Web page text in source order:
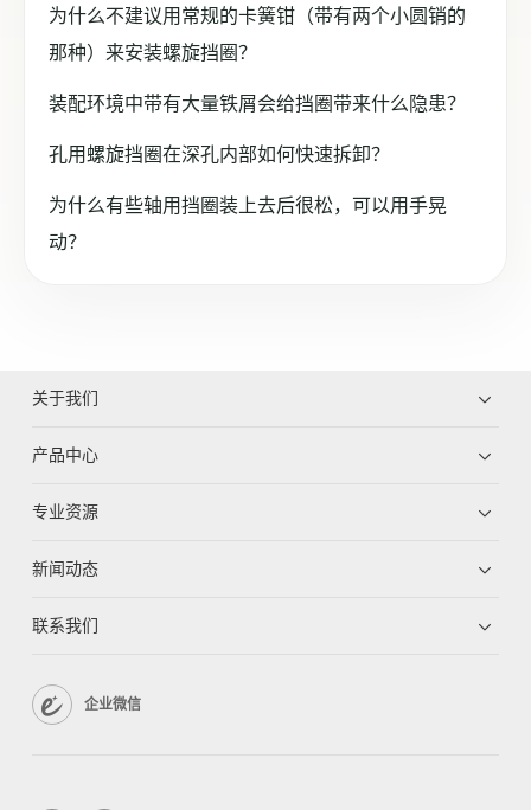
为什么不建议用常规的卡簧钳（带有两个小圆销的
那种）来安装螺旋挡圈？
装配环境中带有大量铁屑会给挡圈带来什么隐患？
孔用螺旋挡圈在深孔内部如何快速拆卸？
为什么有些轴用挡圈装上去后很松，可以用手晃
动？
关于我们
产品中心
专业资源
新闻动态
联系我们
企业微信